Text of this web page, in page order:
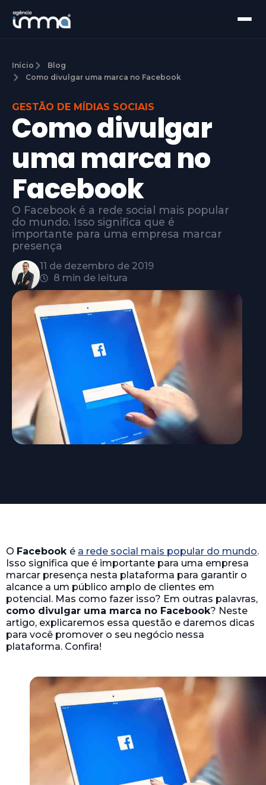
Início
Blog
Como divulgar uma marca no Facebook
GESTÃO DE MÍDIAS SOCIAIS
Como divulgar
uma marca no
Facebook
O Facebook é a rede social mais popular
do mundo. Isso significa que é
importante para uma empresa marcar
presença
11 de dezembro de 2019
8 min de leitura
O Facebook é a rede social mais popular do mundo.
Isso significa que é importante para uma empresa
marcar presença nesta plataforma para garantir o
alcance a um público amplo de clientes em
potencial. Mas como fazer isso? Em outras palavras,
como divulgar uma marca no Facebook? Neste
artigo, explicaremos essa questão e daremos dicas
para você promover o seu negócio nessa
plataforma. Confira!